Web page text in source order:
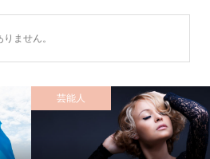
ません。
芸能人